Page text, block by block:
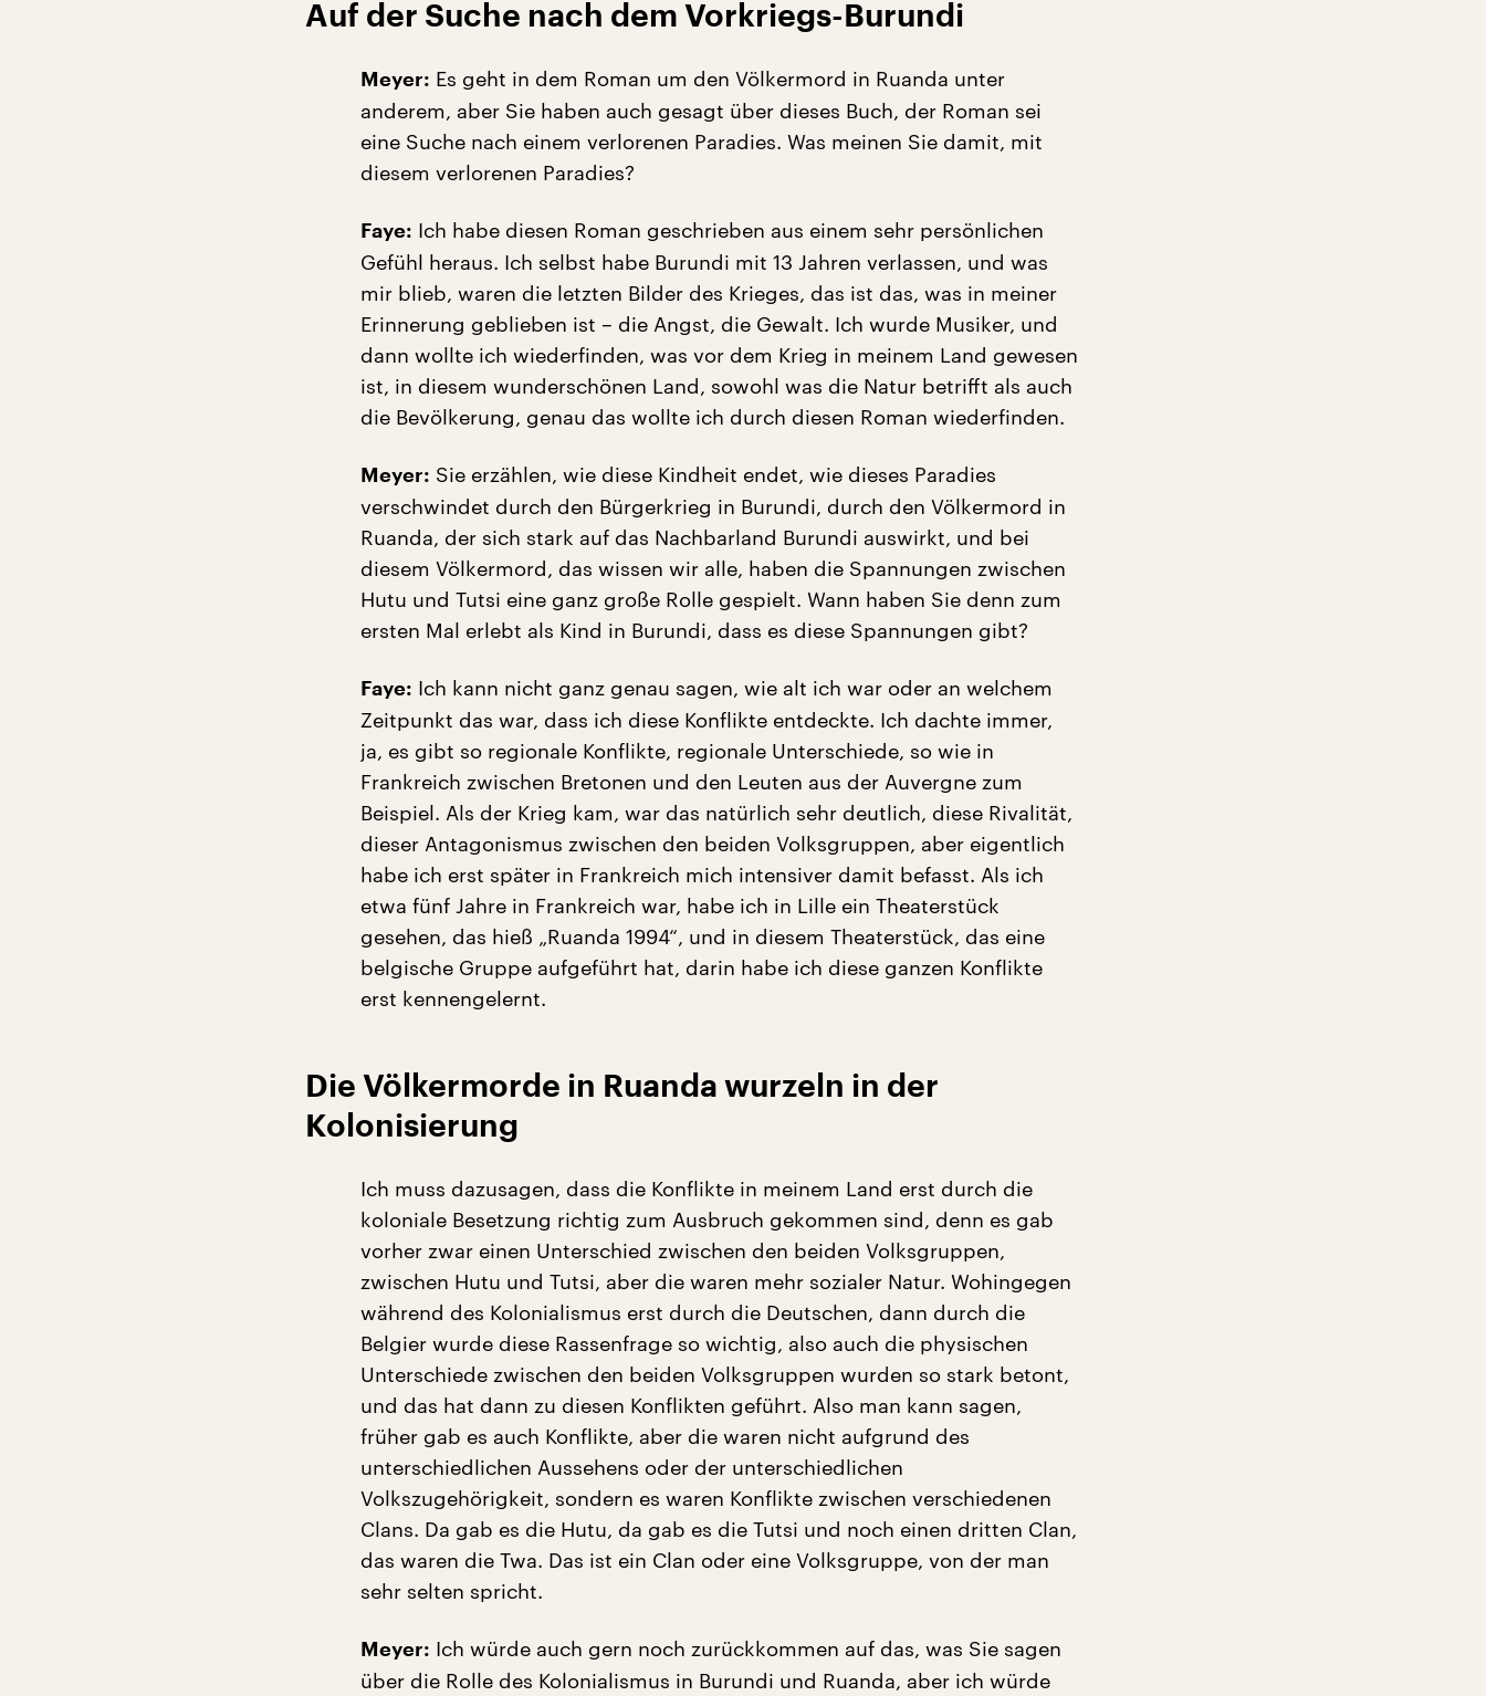
Auf der Suche nach dem Vorkriegs-Burundi
Meyer: Es geht in dem Roman um den Völkermord in Ruanda unter
anderem, aber Sie haben auch gesagt über dieses Buch, der Roman sei
eine Suche nach einem verlorenen Paradies. Was meinen Sie damit, mit
diesem verlorenen Paradies?
Faye: Ich habe diesen Roman geschrieben aus einem sehr persönlichen
Gefühl heraus. Ich selbst habe Burundi mit 13 Jahren verlassen, und was
mir blieb, waren die letzten Bilder des Krieges, das ist das, was in meiner
Erinnerung geblieben ist – die Angst, die Gewalt. Ich wurde Musiker, und
dann wollte ich wiederfinden, was vor dem Krieg in meinem Land gewesen
ist, in diesem wunderschönen Land, sowohl was die Natur betrifft als auch
die Bevölkerung, genau das wollte ich durch diesen Roman wiederfinden.
Meyer: Sie erzählen, wie diese Kindheit endet, wie dieses Paradies
verschwindet durch den Bürgerkrieg in Burundi, durch den Völkermord in
Ruanda, der sich stark auf das Nachbarland Burundi auswirkt, und bei
diesem Völkermord, das wissen wir alle, haben die Spannungen zwischen
Hutu und Tutsi eine ganz große Rolle gespielt. Wann haben Sie denn zum
ersten Mal erlebt als Kind in Burundi, dass es diese Spannungen gibt?
Faye: Ich kann nicht ganz genau sagen, wie alt ich war oder an welchem
Zeitpunkt das war, dass ich diese Konflikte entdeckte. Ich dachte immer,
ja, es gibt so regionale Konflikte, regionale Unterschiede, so wie in
Frankreich zwischen Bretonen und den Leuten aus der Auvergne zum
Beispiel. Als der Krieg kam, war das natürlich sehr deutlich, diese Rivalität,
dieser Antagonismus zwischen den beiden Volksgruppen, aber eigentlich
habe ich erst später in Frankreich mich intensiver damit befasst. Als ich
etwa fünf Jahre in Frankreich war, habe ich in Lille ein Theaterstück
gesehen, das hieß „Ruanda 1994“, und in diesem Theaterstück, das eine
belgische Gruppe aufgeführt hat, darin habe ich diese ganzen Konflikte
erst kennengelernt.
Die Völkermorde in Ruanda wurzeln in der
Kolonisierung
Ich muss dazusagen, dass die Konflikte in meinem Land erst durch die
koloniale Besetzung richtig zum Ausbruch gekommen sind, denn es gab
vorher zwar einen Unterschied zwischen den beiden Volksgruppen,
zwischen Hutu und Tutsi, aber die waren mehr sozialer Natur. Wohingegen
während des Kolonialismus erst durch die Deutschen, dann durch die
Belgier wurde diese Rassenfrage so wichtig, also auch die physischen
Unterschiede zwischen den beiden Volksgruppen wurden so stark betont,
und das hat dann zu diesen Konflikten geführt. Also man kann sagen,
früher gab es auch Konflikte, aber die waren nicht aufgrund des
unterschiedlichen Aussehens oder der unterschiedlichen
Volkszugehörigkeit, sondern es waren Konflikte zwischen verschiedenen
Clans. Da gab es die Hutu, da gab es die Tutsi und noch einen dritten Clan,
das waren die Twa. Das ist ein Clan oder eine Volksgruppe, von der man
sehr selten spricht.
Meyer: Ich würde auch gern noch zurückkommen auf das, was Sie sagen
über die Rolle des Kolonialismus in Burundi und Ruanda, aber ich würde